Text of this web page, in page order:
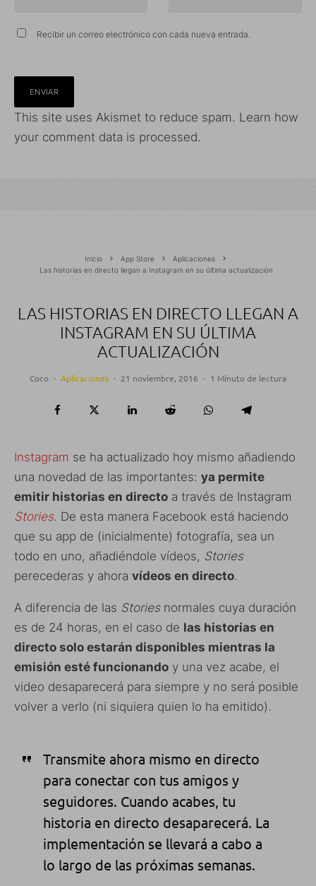
Recibir un correo electrónico con cada nueva entrada.
This site uses Akismet to reduce spam. Learn how
your comment data is processed.
Inicio App Store
Aplicaciones
Las historias en directo llegan a Instagram en su última actualización
LAS HISTORIAS EN DIRECTO LLEGAN A
INSTAGRAM EN SU ÚLTIMA
ACTUALIZACIÓN
Coco · Aplicaciones · 21 noviembre, 2016 · 1 Minuto de lectura
Instagram se ha actualizado hoy mismo añadiendo
una novedad de las importantes: ya permite
emitir historias en directo a través de Instagram
Stories. De esta manera Facebook está haciendo
que su app de (inicialmente) fotografía, sea un
todo en uno, añadiéndole vídeos, Stories
perecederas y ahora vídeos en directo.
A diferencia de las Storiesnormales cuya duración
es de 24 horas, en el caso de las historias en
directo solo estarán disponibles mientras la
emisión esté funcionando y una vez acabe, el
video desaparecerá para siempre y no será posible
volver a verlo (ni siquiera quien lo ha emitido).
Transmite ahora mismo en directo
para conectar con tus amigos y
seguidores. Cuando acabes, tu
historia en directo desaparecerá. La
implementación se llevará a cabo a
lo largo de las próximas semanas.